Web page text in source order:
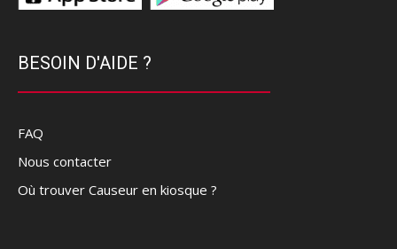
BESOIN D'AIDE ?
FAQ
Nous contacter
Où trouver Causeur en kiosque ?